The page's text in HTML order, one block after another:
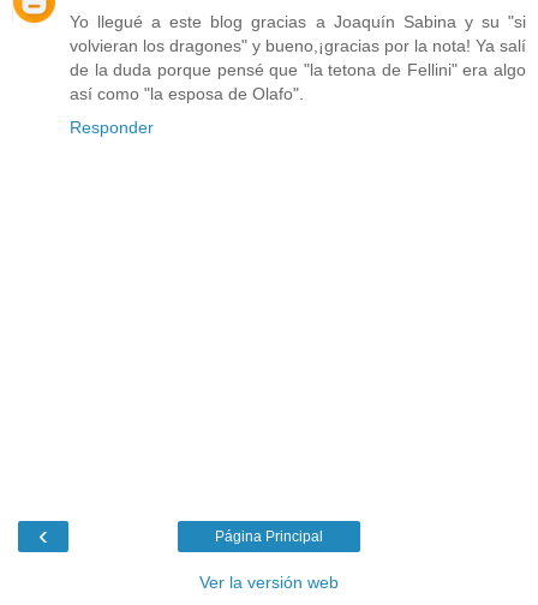
Yo llegué a este blog gracias a Joaquín Sabina y su "si
volvieran los dragones" y bueno,¡gracias por la nota! Ya salí
de la duda porque pensé que "la tetona de Fellini" era algo
así como "la esposa de Olafo".
Responder
‹ Página Principal
Ver la versión web